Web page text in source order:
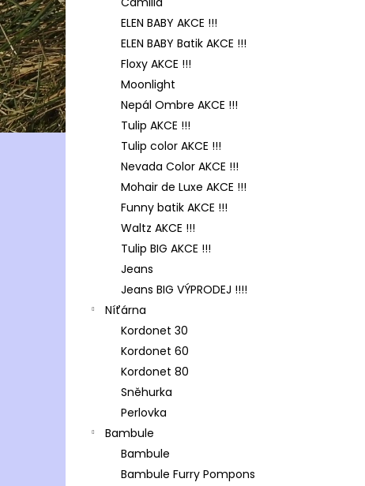
ELEN BABY AKCE !!!
ELEN BABY Batik AKCE !!!
Floxy AKCE !!!
Moonlight
Nepál Ombre AKCE !!!
Tulip AKCE !!!
Tulip color AKCE !!!
Nevada Color AKCE !!!
Mohair de Luxe AKCE !!!
Funny batik AKCE !!!
Waltz AKCE !!!
Tulip BIG AKCE !!!
Jeans
Jeans BIG VÝPRODEJ !!!!
Níťárna
Kordonet 30
Kordonet 60
Kordonet 80
Sněhurka
Perlovka
Bambule
Bambule
Bambule Furry Pompons